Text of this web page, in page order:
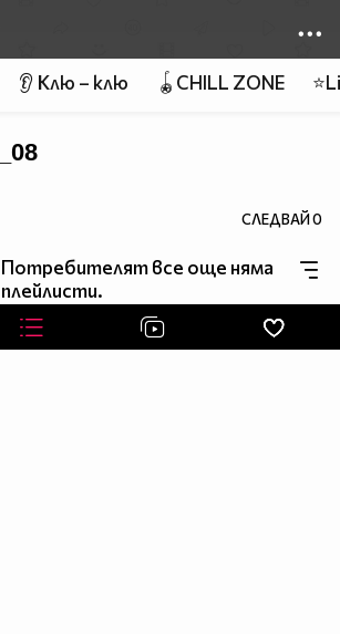
👂 Клю – клю 🪀CHILL ZONE
СЛЕДВАЙ0
Потребителят все още няма
плейлисти.